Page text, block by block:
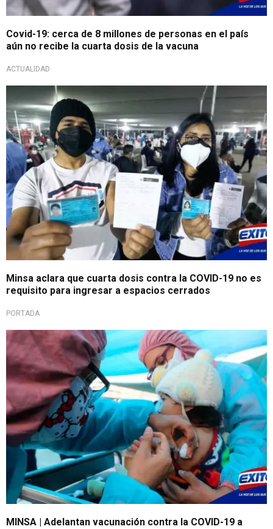
Covid-19: cerca de 8 millones de personas en el país
aún no recibe la cuarta dosis de la vacuna
ACTUALIDAD
Minsa aclara que cuarta dosis contra la COVID-19 no es
requisito para ingresar a espacios cerrados
PORTADA
MINSA | Adelantan vacunación contra la COVID-19 a